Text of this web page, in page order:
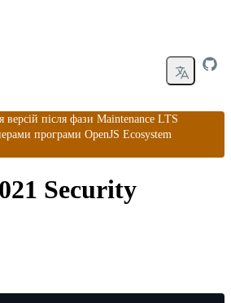
версій після фази Maintenance LTS
програми OpenJS Ecosystem
Security